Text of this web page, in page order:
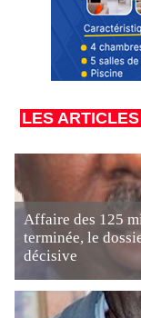
LES
Affaire des 125
terminée, le
décisive